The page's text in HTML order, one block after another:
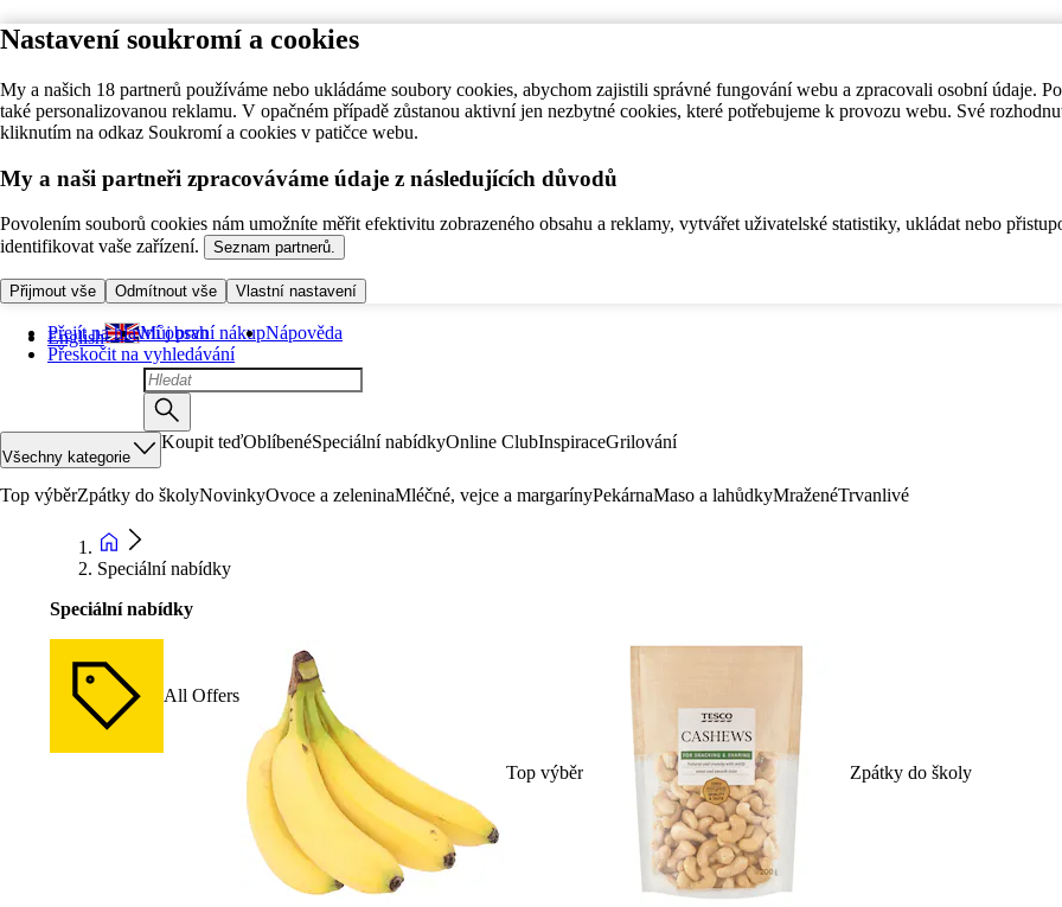
Nastavení soukromí a cookies
My a našich 18 partnerů používáme nebo ukládáme soubory cookies, abychom zajistili správné fungování webu a zpracovali osobní údaje.
také personalizovanou reklamu. V opačném případě zůstanou aktivní jen nezbytné cookies, které potřebujeme k provozu webu. Své
kliknutím na odkaz Soukromí a cookies v patičce webu.
My a naši partneři zpracováváme údaje z následujících důvodů
Povolením souborů cookies nám umožníte měřit efektivitu zobrazeného obsahu a reklamy, vytvářet uživatelské statistiky, ukládat nebo
identifikovat vaše zařízení.
Seznam partnerů.
Přijmout vše Odmítnout vše Vlastní nastavení
Přejít na hlavní obsah
Přeskočit na vyhledávání
English Můj první nákupNápověda
Všechny kategorie
Koupit teďOblíbenéSpeciální nabídkyOnline ClubInspiraceGrilování
Top výběrZpátky do školyNovinkyOvoce a zeleninaMléčné, vejce a margarínyPekárnaMaso a lahůdkyMraženéTrvanlivé
Speciální nabídky
Speciální nabídky
All Offers
Top výběr Zpátky do školy